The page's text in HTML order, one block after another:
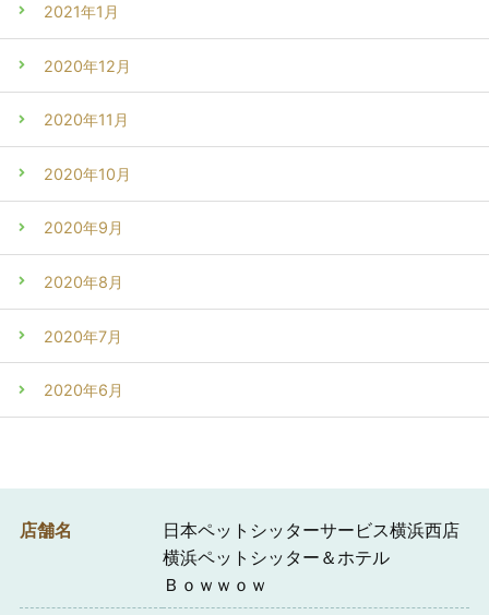
2021年1月
2020年12月
2020年11月
2020年10月
2020年9月
2020年8月
2020年7月
2020年6月
店舗名
日本ペットシッターサービス横浜西店
横浜ペットシッター＆ホテル
Ｂｏｗｗｏｗ